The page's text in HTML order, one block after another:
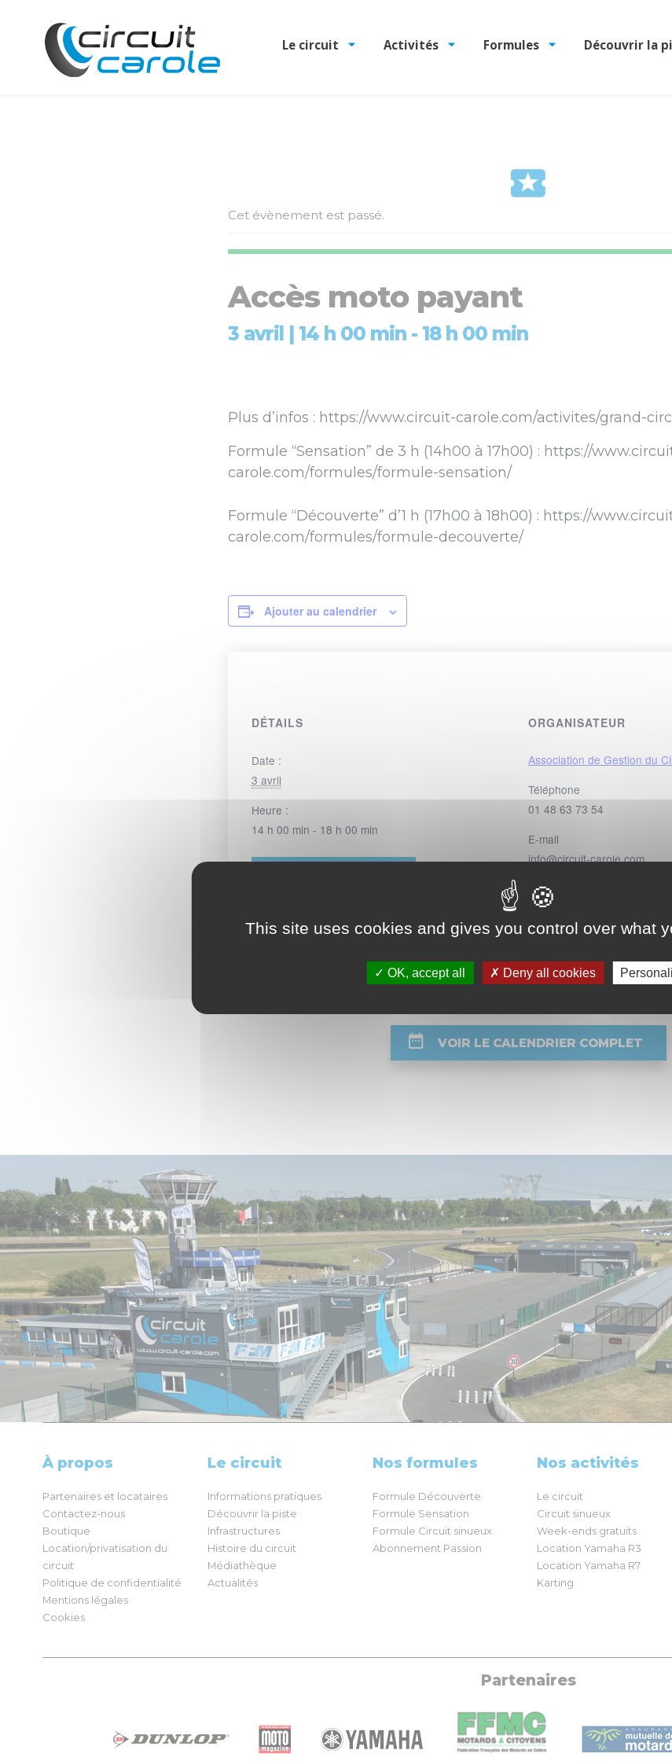
Le circuit Activités Formules Découvrir la
Cet évènement est passé.
Accès moto payant
3 avril | 14 h 00 min- 18 h 00 min
Plus d’infos : https://www.circuit-carole.com/activites/grand-
Formule “Sensation” de 3 h (14h00 à 17h00) : https://
carole.com/formules/formule-sensation/
Formule “Découverte” d’1 h (17h00 à 18h00) : https://
carole.com/formules/formule-decouverte/
Ajouter au calendrier
DÉTAILS
Date :
3 avril
Heure :
14 h 00 min - 18 h 00 min
ORGANISATEUR
Association de Gestion du
Téléphone
01 48 63 73 54
E-mail
info@circuit-carole.com
Voir le site Organisateur
VOIR LE CALENDRIER COMPLET
À propos
Partenaires et locataires
Contactez-nous
Boutique
Location/privatisation du
circuit
Politique de confidentialité
Mentions légales
Cookies
Le circuit
Informations pratiques
Découvrir la piste
Infrastructures
Histoire du circuit
Médiathèque
Actualités
Nos formules
Formule Découverte
Formule Sensation
Formule Circuit sinueux
Abonnement Passion
Nos activités
Le circuit
Circuit sinueux
Week-ends gratuits
Location Yamaha R3
Location Yamaha R7
Karting
Partenaires
This site uses cookies and gives you control over what
OK, accept all Deny all cookies